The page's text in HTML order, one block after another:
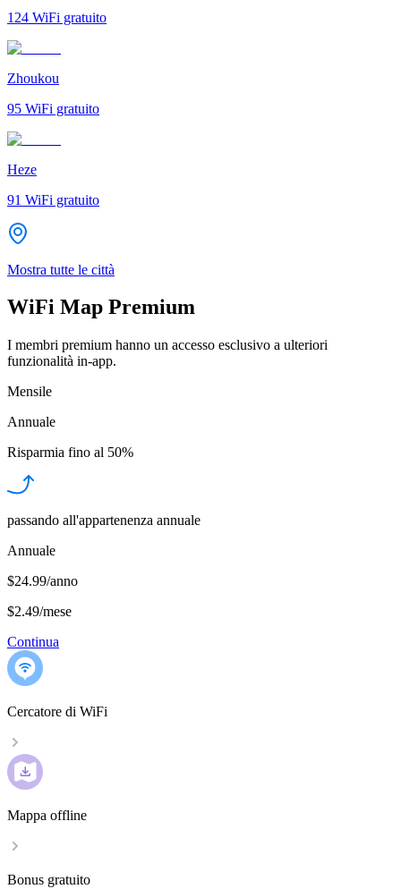
124 WiFi gratuito
Zhoukou
95 WiFi gratuito
Heze
91 WiFi gratuito
Mostra tutte le città
WiFi Map Premium
I membri premium hanno un accesso esclusivo a ulteriori
funzionalità in-app.
Mensile
Annuale
Risparmia fino al 50%
passando all'appartenenza annuale
Annuale
$24.99/anno
$2.49/mese
Continua
Cercatore di WiFi
Mappa offline
Bonus gratuito